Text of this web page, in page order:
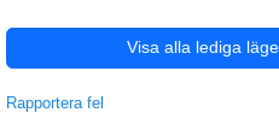
Visa alla lediga
Rapportera fel